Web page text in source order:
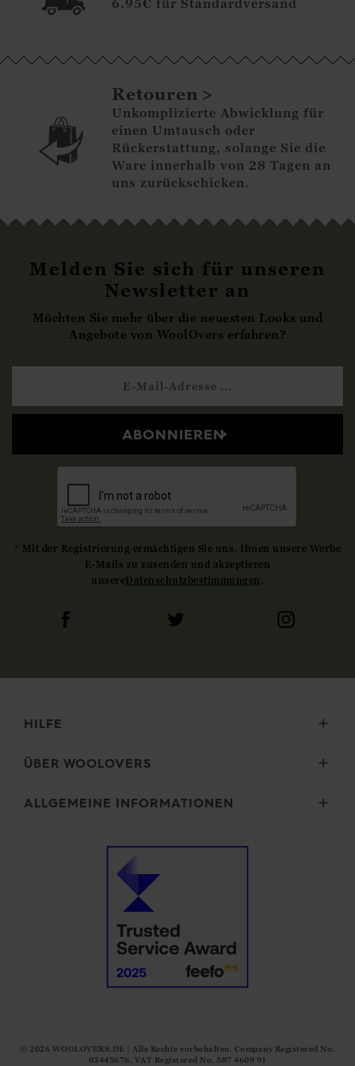
6.95€ für Standardversand
Retouren
Unkomplizierte Abwicklung für
einen Umtausch oder
Rückerstattung, solange Sie die
Ware innerhalb von 28 Tagen an
uns zurückschicken.
Melden Sie sich für unseren
Newsletter an
Möchten Sie mehr über die neuesten Looks und
Angebote von WoolOvers erfahren?
ABONNIEREN
* Mit der Registrierung ermächtigen Sie uns, Ihnen unsere Werbe
E-Mails zu zusenden und akzeptieren
unsereDatenschutzbestimmungen .
HILFE
Retouren
Pflegehinweise
ÜBER WOOLOVERS
Unsere Geschichte
ALLGEMEINE INFORMATIONEN
Allgemeine Geschäftsbedingungen
Unsere Versprechen
Erklärung zu moderner Sklaverei
© 2026 WOOLOVERS.DE
| Alle Rechte vorbehalten. Company Registered No.
03445676. VAT Registered No. 587 4609 91